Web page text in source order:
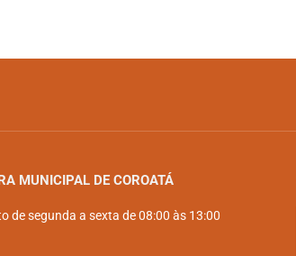
MUNICIPAL DE COROATÁ
de segunda a sexta de 08:00 às 13:00